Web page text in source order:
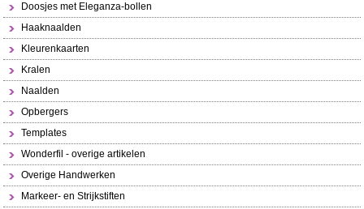
Doosjes met Eleganza-bollen
Haaknaalden
Kleurenkaarten
Kralen
Naalden
Opbergers
Templates
Wonderfil - overige artikelen
Overige Handwerken
Markeer- en Strijkstiften